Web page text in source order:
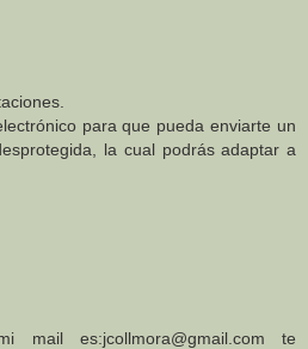
para que pueda enviarte un
la cual podrás adaptar a
mail es:jcollmora@gmail.com te